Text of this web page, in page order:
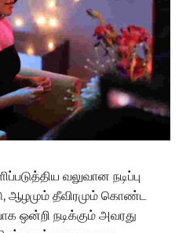
வலுவான நடிப்பு
ஆழமும் தீவிரமும் கொண்ட
ஒன்றி நடிக்கும் அவரது